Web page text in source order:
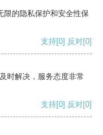
限的隐私保护和安全性保
支持[0] 反对[0]
时解决，服务态度非常
支持[0] 反对[0]